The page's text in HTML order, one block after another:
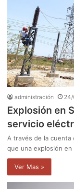
administración
Explosión en
servicio
A través de la
que una explosión
Ver Mas »